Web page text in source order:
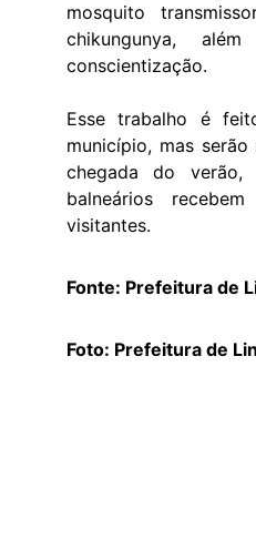
mosquito
chikungunya,
conscientização.
Esse trabalho é
município, mas
chegada do
balneários
visitantes.
Fonte: Prefeitura de
Foto: Prefeitura de